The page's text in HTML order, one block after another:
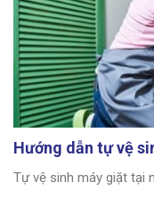
Hướng dẫn tự vệ
Tự vệ sinh máy giặt tại